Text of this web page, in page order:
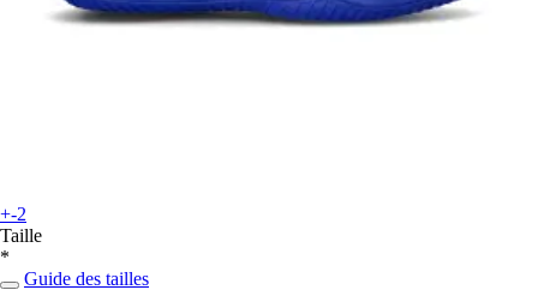
+-2
Taille
*
Guide des tailles